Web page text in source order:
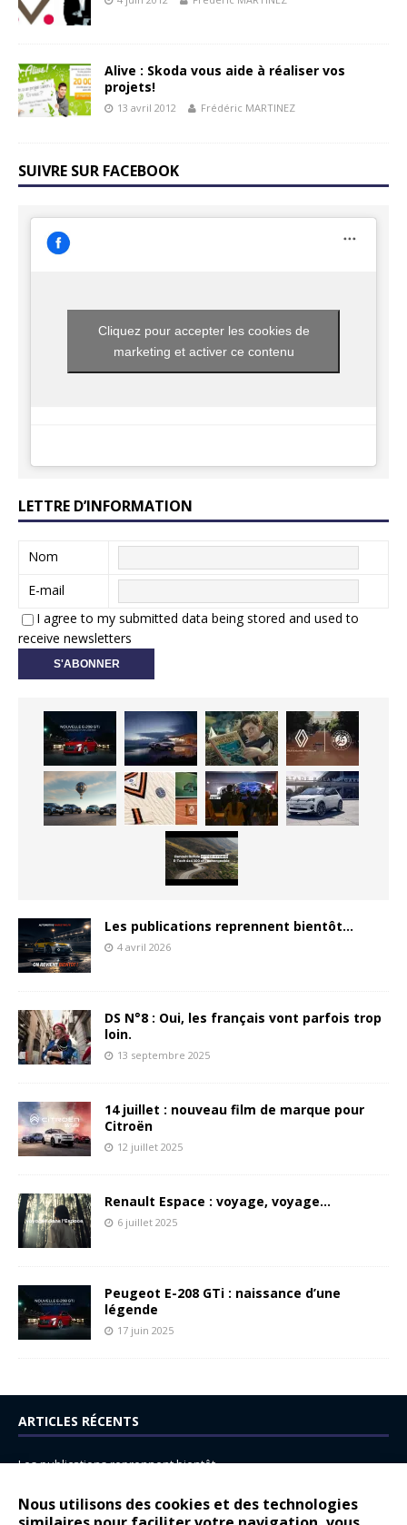
Nous utilisons des cookies et des technologies
Alive : Skoda vous aide à réaliser vos
projets!
13 avril 2012 Frédéric MARTINEZ
SUIVRE SUR FACEBOOK
Cliquez pour accepter les cookies de
marketing et activer ce contenu
LETTRE D’INFORMATION
Nom
E-mail
I agree to my submitted data being stored and used to
receive newsletters
Les publications reprennent bientôt…
4 avril 2026
DS N°8 : Oui, les français vont parfois trop
loin.
13 septembre 2025
14 juillet : nouveau film de marque pour
Citroën
12 juillet 2025
Renault Espace : voyage, voyage…
6 juillet 2025
Peugeot E-208 GTi : naissance d’une
légende
17 juin 2025
ARTICLES RÉCENTS
Les publications reprennent bientôt…
14 juillet : nouveau film de marque pour Citroën